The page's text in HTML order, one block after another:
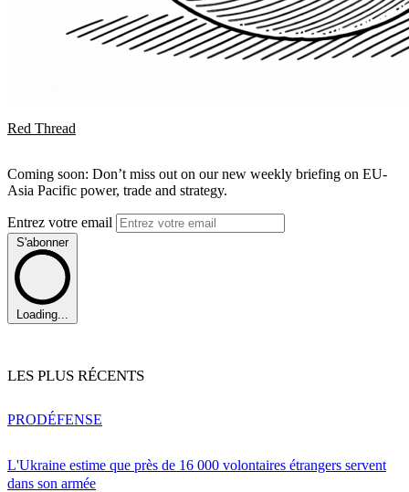
Red Thread
Coming soon: Don’t miss out on our new weekly briefing on EU-
Asia Pacific power, trade and strategy.
Entrez votre email
S'abonner
Loading...
LES PLUS RÉCENTS
L'Ukraine estime que près de 16 000 volontaires étrangers servent
dans son armée
PRODÉFENSE